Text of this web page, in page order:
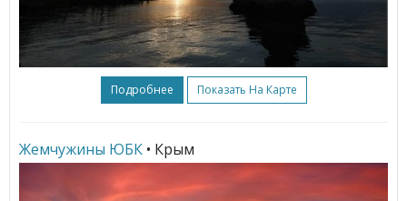
Подробнее Показать На Карте
Жемчужины ЮБК • Крым